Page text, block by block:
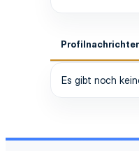
Es gibt noch